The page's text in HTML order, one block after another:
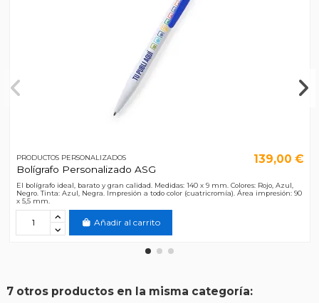
PRODUCTOS PERSONALIZADOS
Bolígrafo Personalizado ASG
139,00 €
El bolígrafo ideal, barato y gran calidad. Medidas: 140 x 9 mm. Colores: Rojo, Azul,
Negro. Tinta: Azul, Negra. Impresión a todo color (cuatricromía). Área impresión: 90
x 5,5 mm.
Añadir al carrito
7 otros productos en la misma categoría: